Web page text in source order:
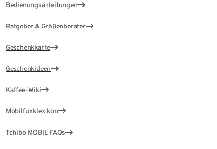
Bedienungsanleitungen
Ratgeber & Größenberater
Geschenkkarte
Geschenkideen
Kaffee-Wiki
Mobilfunklexikon
Tchibo MOBIL FAQs